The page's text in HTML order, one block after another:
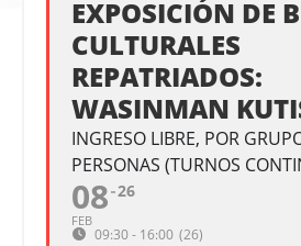
EXPOSICIÓN DE
CULTURALES
REPATRIADOS:
WASINMAN
INGRESO LIBRE, POR
PERSONAS (TURNOS
08
FEB
26
09:30 - 16:00 (26)